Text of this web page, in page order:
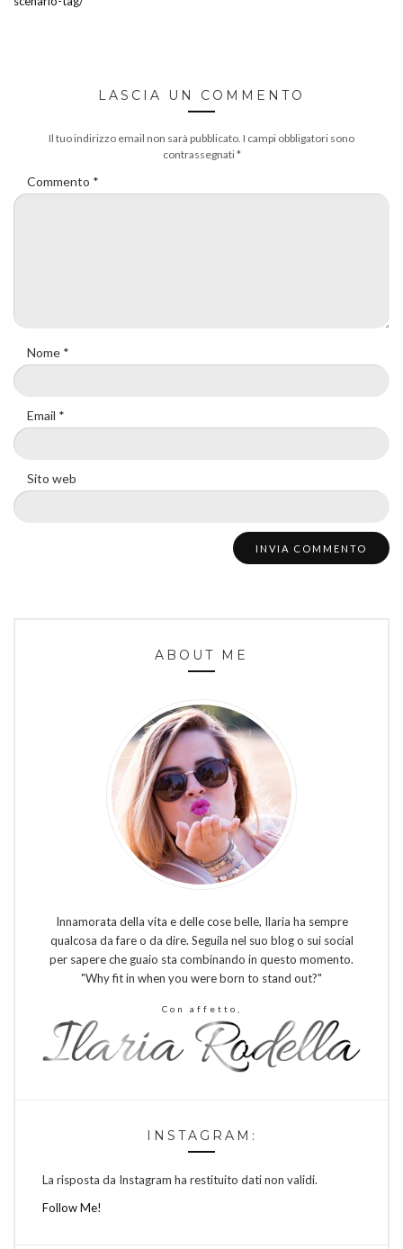
LASCIA UN COMMENTO
Il tuo indirizzo email non sarà pubblicato. I campi obbligatori sono
contrassegnati*
Commento *
Nome *
Email *
Sito web
ABOUT ME
Innamorata della vita e delle cose belle, Ilaria ha sempre
qualcosa da fare o da dire. Seguila nel suo blog o sui social
per sapere che guaio sta combinando in questo momento.
"Why fit in when you were born to stand out?"
Con affetto,
INSTAGRAM:
La risposta da Instagram ha restituito dati non validi.
Follow Me!